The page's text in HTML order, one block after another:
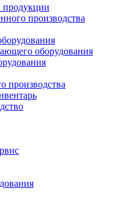
производства
оборудования
производства